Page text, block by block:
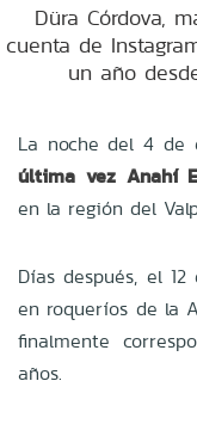
Düra Córdova,
cuenta de
un año
La noche del 4 de
última vez Anahí
en la región del
Días después, el
en roqueríos de la
finalmente
años.